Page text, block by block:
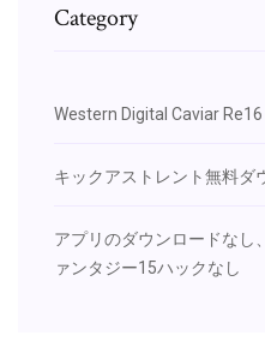
Category
Western Digital Caviar
キックアストレント無料ダ
アプリのダウンロードなし
ァンタジー15ハックなし